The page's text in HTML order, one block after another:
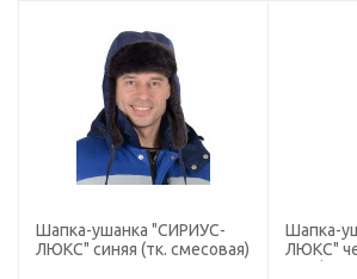
Шапка-ушанка "СИРИУС-
ЛЮКС" синяя (тк. смесовая)
Шапка-
ЛЮКС"